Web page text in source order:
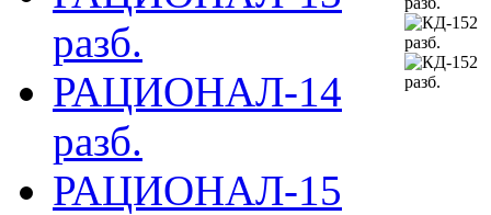
разб.
РАЦИОНАЛ-14
разб.
РАЦИОНАЛ-15